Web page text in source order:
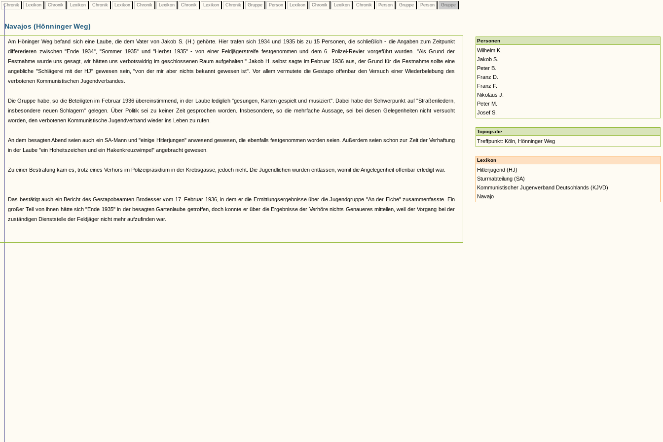
Chronik Lexikon Chronik Lexikon Chronik Lexikon Chronik Lexikon Chronik Lexikon Chronik Gruppe Person Lexikon Chronik Lexikon Chronik Person Gruppe Person Gruppe
Navajos (Hönninger Weg)
Am Höninger Weg befand sich eine Laube, die dem Vater von Jakob S. (H.) gehörte. Hier trafen sich 1934 und 1935 bis zu 15 Personen, die schließlich - die Angaben zum Zeitpunkt
differerieren zwischen "Ende 1934", "Sommer 1935" und "Herbst 1935" - von einer Feldjägerstreife festgenommen und dem 6. Polizei-Revier vorgeführt wurden. "Als Grund der
Festnahme wurde uns gesagt, wir hätten uns verbotswidrig im geschlossenen Raum aufgehalten." Jakob H. selbst sagte im Februar 1936 aus, der Grund für die Festnahme sollte eine
angebliche "Schlägerei mit der HJ" gewesen sein, "von der mir aber nichts bekannt gewesen ist". Vor allem vermutete die Gestapo offenbar den Versuch einer Wiederbelebung des
verbotenen Kommunistischen Jugendverbandes.
Die Gruppe habe, so die Beteiligten im Februar 1936 übereinstimmend, in der Laube lediglich "gesungen, Karten gespielt und musiziert". Dabei habe der Schwerpunkt auf "Straßenliedern,
insbesondere neuen Schlagern" gelegen. Über Politik sei zu keiner Zeit gesprochen worden. Insbesondere, so die mehrfache Aussage, sei bei diesen Gelegenheiten nicht versucht
worden, den verbotenen Kommunistische Jugendverband wieder ins Leben zu rufen.
An dem besagten Abend seien auch ein SA-Mann und "einige Hitlerjungen" anwesend gewesen, die ebenfalls festgenommen worden seien. Außerdem seien schon zur Zeit der Verhaftung
in der Laube "ein Hoheitszeichen und ein Hakenkreuzwimpel" angebracht gewesen.
Zu einer Bestrafung kam es, trotz eines Verhörs im Polizeipräsidium in der Krebsgasse, jedoch nicht. Die Jugendlichen wurden entlassen, womit die Angelegenheit offenbar erledigt war.
Das bestätigt auch ein Bericht des Gestapobeamten Brodesser vom 17. Februar 1936, in dem er die Ermittlungsergebnisse über die Jugendgruppe "An der Eiche" zusammenfasste. Ein
großer Teil von ihnen hätte sich "Ende 1935" in der besagten Gartenlaube getroffen, doch konnte er über die Ergebnisse der Verhöre nichts Genaueres mitteilen, weil der Vorgang bei der
zuständigen Dienststelle der Feldjäger nicht mehr aufzufinden war.
Personen
Wilhelm K.
Jakob S.
Peter B.
Franz D.
Franz F.
Nikolaus J.
Peter M.
Josef S.
Topografie
Treffpunkt: Köln, Hönninger Weg
Lexikon
Hitlerjugend (HJ)
Sturmabteilung (SA)
Kommunistischer Jugenverband Deutschlands (KJVD)
Navajo